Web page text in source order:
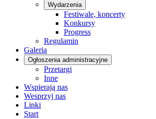
Wydarzenia
Festiwale, koncerty
Konkursy
Progress
Regulamin
Galeria
Ogłoszenia administracyjne
Przetargi
Inne
Wspierają nas
Wesprzyj nas
Linki
Start